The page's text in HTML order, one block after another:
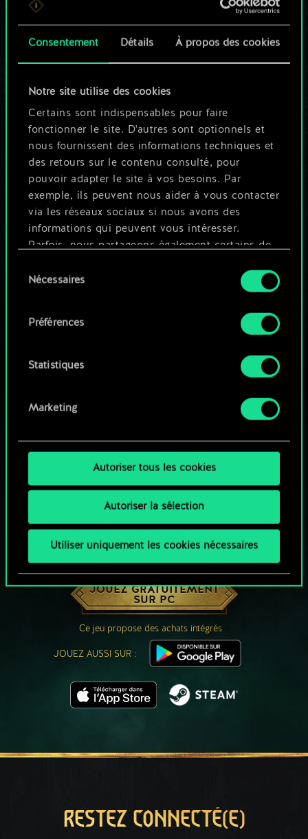
Consentement Détails À propos des cookies
Notre site utilise des cookies
Certains sont indispensables pour faire
fonctionner le site. D'autres sont optionnels et
nous fournissent des informations techniques et
des retours sur le contenu consulté, pour
pouvoir adapter le site à vos besoins. Par
exemple, ils peuvent nous aider à vous contacter
via les réseaux sociaux si nous avons des
informations qui peuvent vous intéresser.
Parfois, nous partageons également certains de
ces cookies optionnels ne seront appliqués
Vous pouvez consulter tous les détails sur notre
préférences dans le menu "Paramètres" ci-
duNécessaires
Préférences
Statistiques
Marketing
Autoriser tous les cookies
Autoriser la sélection
Utiliser uniquement les cookies nécessaires
n'est qu'un jeu de
cartes partagé.
Mais cela peut être
tellement plus !
Nommer ce jeu et créer un guide
OU
Parcourir les jeux de la communauté
UNE PETITE PARTIE DE GWENT ?
JOUEZ GRATUITEMENT
SUR PC
Ce jeu propose des achats intégrés
JOUEZ AUSSI SUR :
RESTEZ CONNECTÉ(E)